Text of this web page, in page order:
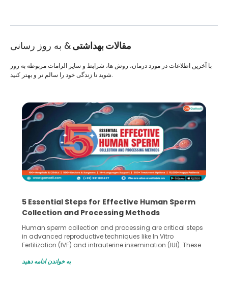
مقالات بهداشتی& به روز رسانی
با آخرین اطلاعات در مورد درمان، روش ها، شرایط و سایر الزامات مربوطه به روز
شوید تا زندگی خود را سالم تر و بهتر کنید.
5 Essential Steps for Effective Human Sperm
Collection and Processing Methods
Human sperm collection and processing are critical steps
in advanced reproductive techniques like In Vitro
Fertilization (IVF) and intrauterine insemination (IUI). These
challenges and help couples achieve their dream of
به خواندن ادامه دهید